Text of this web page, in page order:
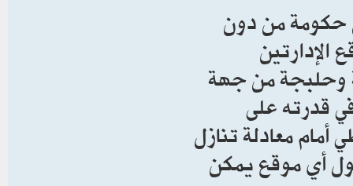
من دون
وحلبجة من جهة
قدرته على
معادلة تنازل
أي موقع يمكن